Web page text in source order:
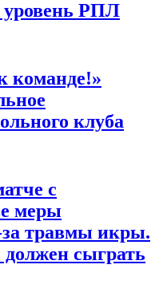
уровень РПЛ
команде!»
клуба
с
меры
за травмы икры.
сыграть